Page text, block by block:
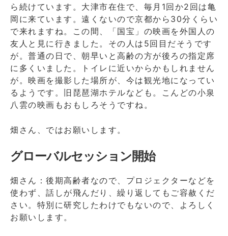
ら続けています。大津市在住で、毎月1回か2回は亀
岡に来ています。遠くないので京都から30分くらい
で来れますね。この間、「国宝」の映画を外国人の
友人と見に行きました。その人は5回目だそうです
が。普通の日で、朝早いと高齢の方が後ろの指定席
に多くいました。トイレに近いからかもしれません
が。映画を撮影した場所が、今は観光地になってい
るようです。旧琵琶湖ホテルなども。こんどの小泉
八雲の映画もおもしろそうですね。
畑さん、ではお願いします。
グローバルセッション開始
畑さん：後期高齢者なので、プロジェクターなどを
使わず、話しが飛んだり、繰り返してもご容赦くだ
さい。特別に研究したわけでもないので、よろしく
お願いします。